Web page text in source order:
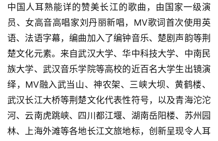
中国人耳熟能详的赞美长江的歌曲，由国家一级演
员、女高音高唱家刘丹丽新唱，MV歌词首次使用英
语、法语字幕，编曲加入了编钟音乐、楚剧声韵等荆
楚文化元素。来自武汉大学、华中科技大学、中南民
族大学、武汉音乐学院等高校的近百名大学生出镜演
绎，MV融入武当山、神农架、三峡大坝、黄鹤楼、
武汉长江大桥等荆楚文化代表性符号，以及青海沱沱
河、云南虎跳峡、四川都江堰、湖南岳阳楼、苏州园
林、上海外滩等各地长江文旅地标，创新呈现令人耳